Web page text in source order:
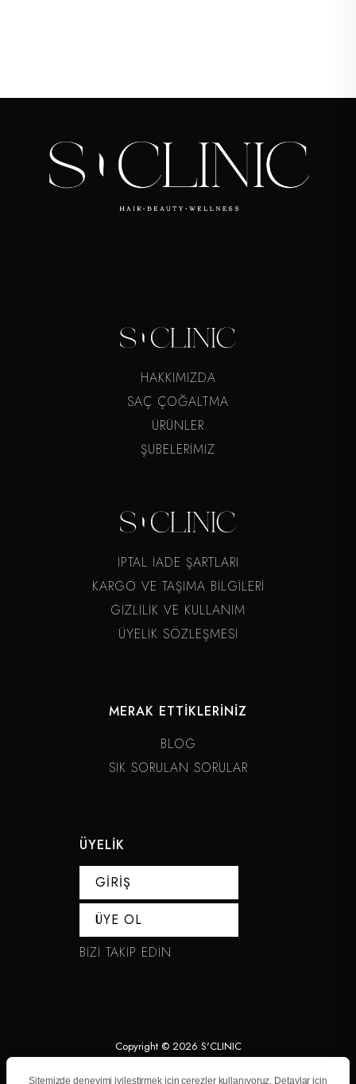
HAKKIMIZDA
SAÇ ÇOĞALTMA
ÜRÜNLER
ŞUBELERİMİZ
İPTAL İADE ŞARTLARI
KARGO VE TAŞIMA BİLGİLERİ
GİZLİLİK VE KULLANIM
ÜYELİK SÖZLEŞMESİ
MERAK ETTİKLERİNİZ
BLOG
SIK SORULAN SORULAR
ÜYELİK
GİRİŞ
ÜYE OL
BİZİ TAKİP EDİN
Copyright © 2026 S'CLINIC
Sitemizde deneyimi iyileştirmek için çerezler kullanıyoruz. Detaylar için